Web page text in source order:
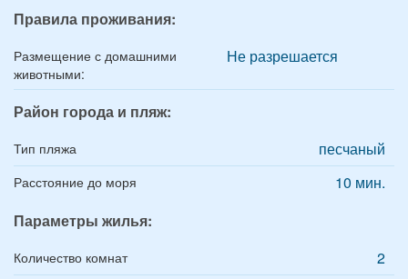
Правила проживания:
Размещение с домашними
животными:
Не разрешается
Район города и пляж:
Тип пляжа песчаный
Расстояние до моря
10 мин.
Параметры жилья:
Количество комнат 2